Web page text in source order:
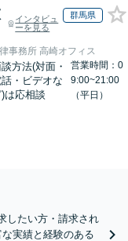
インタビュ
ーを見る
群馬県
事務所 高崎オフィス
方法(対面・
話・ビデオな
)は応相談
営業時間：0
9:00~21:00
（平日）
したい方・請求され
実績と経験のある